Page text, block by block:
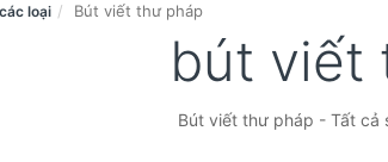
loại Bút viết thư pháp
bút viết
Bút viết thư pháp - Tất cả